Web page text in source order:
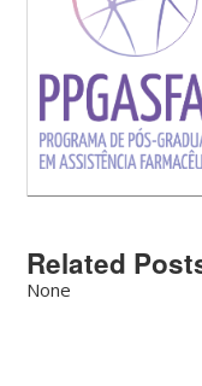
Related
None